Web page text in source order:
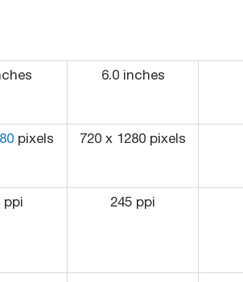
6.0 inches
pixels 720 x 1280 pixels
ppi 245 ppi